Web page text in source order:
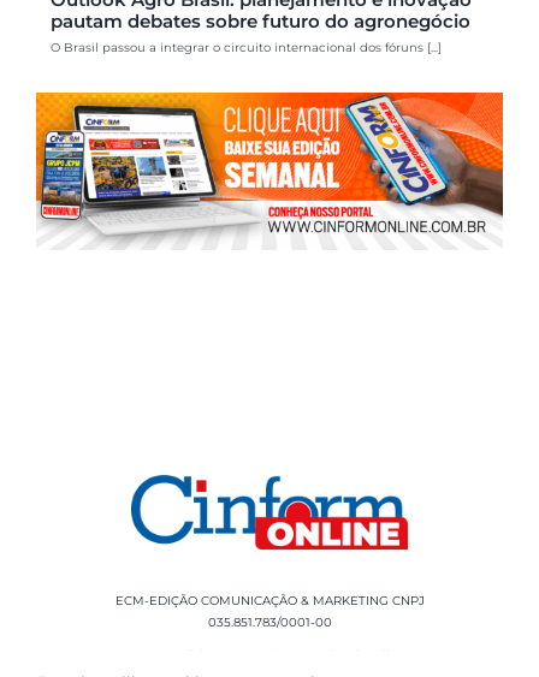
pautam debates sobre futuro do agronegócio
O Brasil passou a integrar o circuito internacional dos fóruns [...]
ECM-EDIÇÃO COMUNICAÇÃO & MARKETING CNPJ
035.851.783/0001-00
Rua Sílvio Cesar Leite, 90 Salgado Filho -